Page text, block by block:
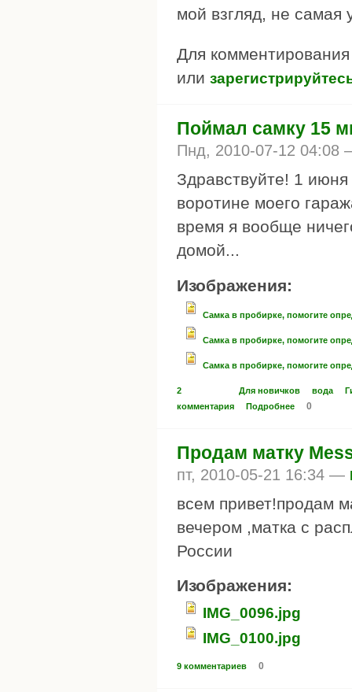
мой взгляд, не самая
Для
или
Поймал самку 15
Пнд, 2010-07-12
Здравствуйте! 1
воротине моего
время я вообще
домой...
Изображения:
Самка в пробирке, помогите
Самка в пробирке, помогите
Самка в пробирке, помогите
Для новичков вода
2
комментария
Подробнее 0
Продам матку
пт, 2010-05-21 16:34 —
всем привет!продам
вечером ,матка с
России
Изображения:
IMG_0096.jpg
IMG_0100.jpg
9 комментариев 0